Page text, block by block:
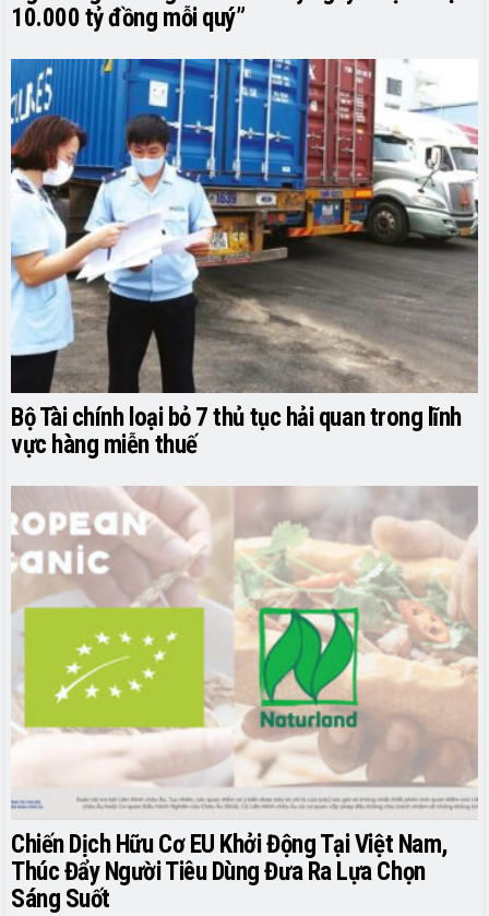
10.000 tỷ đồng mỗi quý”
Bộ Tài chính loại bỏ 7 thủ tục hải quan trong lĩnh
vực hàng miễn thuế
Chiến Dịch Hữu Cơ EU Khởi Động Tại Việt Nam,
Thúc Đẩy Người Tiêu Dùng Đưa Ra Lựa Chọn
Sáng Suốt